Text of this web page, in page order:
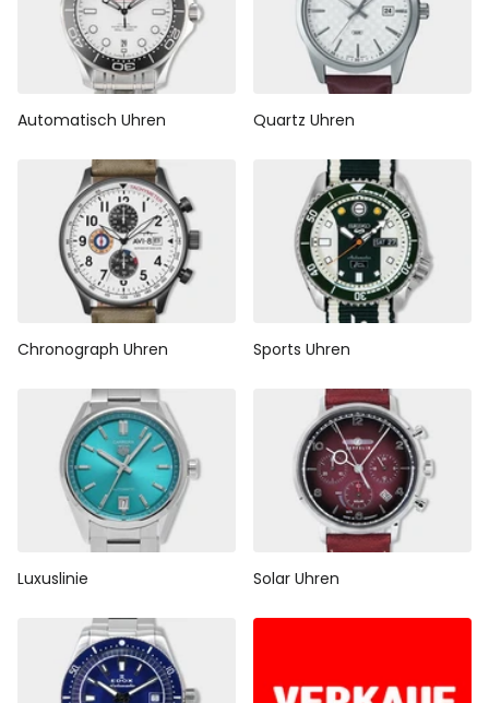
Automatisch Uhren Quartz Uhren
Chronograph Uhren Sports Uhren
Luxuslinie Solar Uhren